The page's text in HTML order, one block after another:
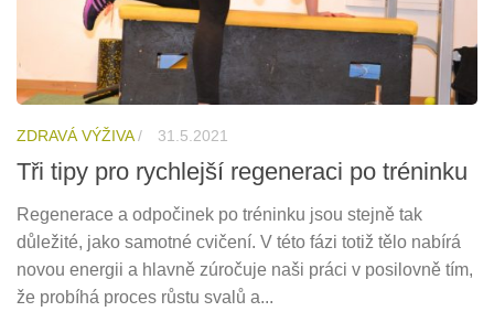
ZDRAVÁ VÝŽIVA/ 31.5.2021
Tři tipy pro rychlejší regeneraci po tréninku
Regenerace a odpočinek po tréninku jsou stejně tak
důležité, jako samotné cvičení. V této fázi totiž tělo nabírá
novou energii a hlavně zúročuje naši práci v posilovně tím,
že probíhá proces růstu svalů a...